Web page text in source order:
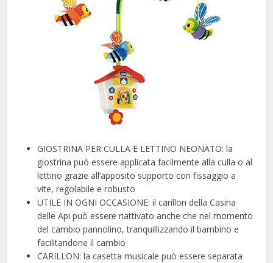
GIOSTRINA PER CULLA E LETTINO NEONATO: la
giostrina può essere applicata facilmente alla culla o al
lettino grazie all’apposito supporto con fissaggio a
vite, regolabile e robusto
UTILE IN OGNI OCCASIONE: il carillon della Casina
delle Api può essere riattivato anche che nel momento
del cambio pannolino, tranquillizzando il bambino e
facilitandone il cambio
CARILLON: la casetta musicale può essere separata